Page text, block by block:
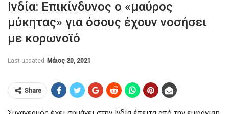
Ινδία: Επικίνδυνος ο «μαύρος
μύκητας» για όσους έχουν νοσήσει
με κορωνοϊό
Last updated Μάιος 20, 2021
Share